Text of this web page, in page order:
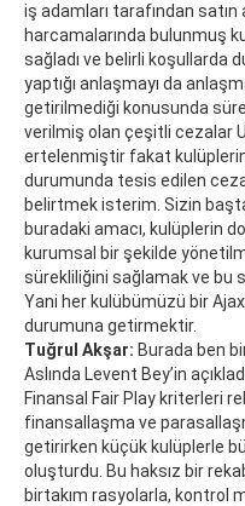
iş adamları tarafından
harcamalarında bulunmuş
sağladı ve belirli koşullarda
yaptığı anlaşmayı da
getirilmediği konusunda
verilmiş olan çeşitli cezalar
ertelenmiştir fakat
durumunda tesis edilen
belirtmek isterim. Sizin
buradaki amacı, kulüplerin
kurumsal bir şekilde
sürekliliğini sağlamak ve bu
Yani her kulübümüzü bir
durumuna getirmektir.
Tuğrul Akşar: Burada ben
Aslında Levent Bey’in
Finansal Fair Play kriterleri
finansallaşma ve
getirirken küçük kulüplerle
oluşturdu. Bu haksız bir
birtakım rasyolarla, kontrol